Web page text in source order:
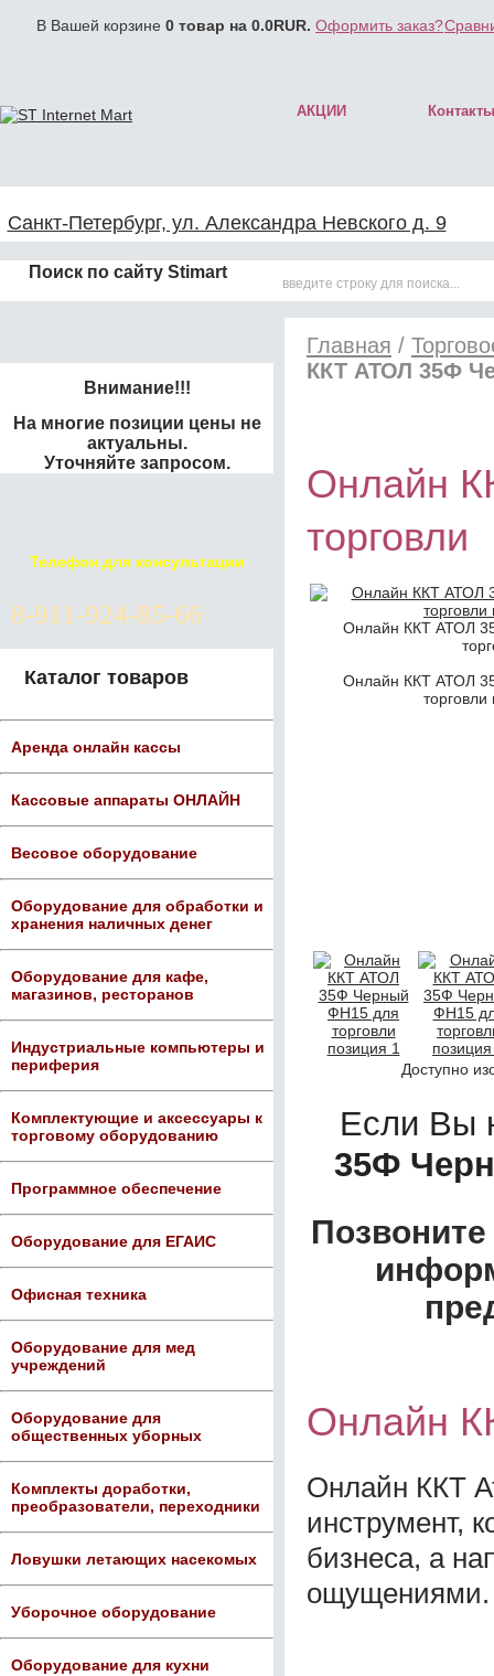
В Вашей корзине 0 товар на 0.0RUR. Оформить заказ?
АКЦИИ Контакты
Санкт-Петербург, ул. Александра Невского д. 9
Поиск по сайту Stimart
Внимание!!!
На многие позиции цены не
актуальны.
Уточняйте запросом.
Телефон для консультации
8-911-924-85-66
Каталог товаров
Аренда онлайн кассы
Кассовые аппараты ОНЛАЙН
Весовое оборудование
Оборудование для обработки и
хранения наличных денег
Оборудование для кафе,
магазинов, ресторанов
Индустриальные компьютеры и
периферия
Комплектующие и аксессуары к
торговому оборудованию
Программное обеспечение
Оборудование для ЕГАИС
Офисная техника
Оборудование для мед
учреждений
Оборудование для
общественных уборных
Комплекты доработки,
преобразователи, переходники
Ловушки летающих насекомых
Уборочное оборудование
Оборудование для кухни
Главная /
ККТ АТОЛ 35Ф
Онлайн
торговли
Онлайн ККТ АТОЛ
Онлайн ККТ АТОЛ
торговли
Доступно
Если Вы
35Ф
Онлайн
Онлайн ККТ
инструмент,
бизнеса, а
ощущениями.